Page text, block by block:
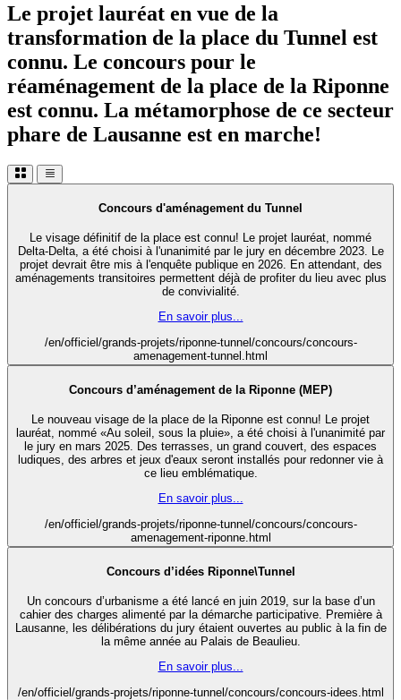
Le projet lauréat en vue de la
transformation de la place du Tunnel est
connu. Le concours pour le
réaménagement de la place de la Riponne
est connu. La métamorphose de ce secteur
phare de Lausanne est en marche!
Concours d'aménagement du Tunnel
Le visage définitif de la place est connu! Le projet lauréat, nommé
Delta-Delta, a été choisi à l'unanimité par le jury en décembre 2023. Le
projet devrait être mis à l'enquête publique en 2026. En attendant, des
aménagements transitoires permettent déjà de profiter du lieu avec plus
de convivialité.
En savoir plus...
/en/officiel/grands-projets/riponne-tunnel/concours/concours-
amenagement-tunnel.html
Concours d’aménagement de la Riponne (MEP)
Le nouveau visage de la place de la Riponne est connu! Le projet
lauréat, nommé «Au soleil, sous la pluie», a été choisi à l'unanimité par
le jury en mars 2025. Des terrasses, un grand couvert, des espaces
ludiques, des arbres et jeux d'eaux seront installés pour redonner vie à
ce lieu emblématique.
En savoir plus...
/en/officiel/grands-projets/riponne-tunnel/concours/concours-
amenagement-riponne.html
Concours d’idées Riponne\Tunnel
Un concours d’urbanisme a été lancé en juin 2019, sur la base d’un
cahier des charges alimenté par la démarche participative. Première à
Lausanne, les délibérations du jury étaient ouvertes au public à la fin de
la même année au Palais de Beaulieu.
En savoir plus...
/en/officiel/grands-projets/riponne-tunnel/concours/concours-idees.html